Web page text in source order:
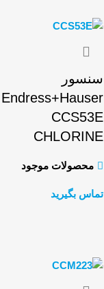
سنسور
Endress+Hauser
CCS53E
CHLORINE
محصولات موجود
تماس بگیرید